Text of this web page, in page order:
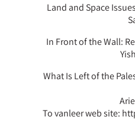
Land and Space
In Front of the Wall:
What Is Left of the
To vanleer web site: